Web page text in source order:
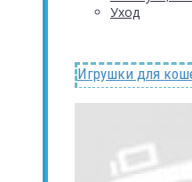
Уход
Игрушки для